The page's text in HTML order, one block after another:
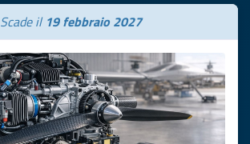
Scade il 19 febbraio 2027